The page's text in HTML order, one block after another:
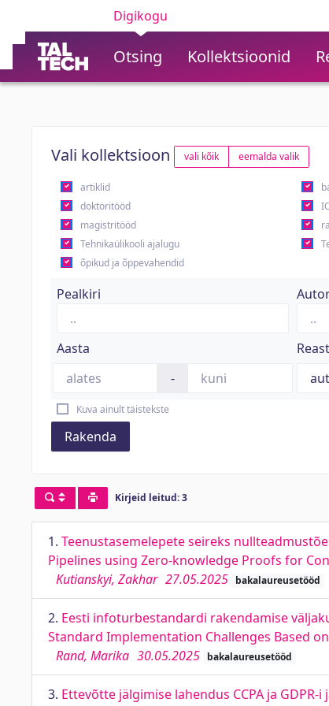
Digikogu
Otsing Kollektsioonid
Vali kollektsioon vali kõik eemalda valik
artiklid
doktoritööd
magistritööd
Tehnikaülikooli ajalugu
õpikud ja õppevahendid
Pealkiri
Aasta
-
Kuva ainult täistekste
Rakenda
Kirjeid leitud: 3
1. Teenustasemelepete seireks
Pipelines using Zero-knowledge Proofs for
Kutianskyi, Zakhar 27.05.2025 bakalaureusetööd
2. Eesti infoturbestandardi rakendamise
Standard Implementation Challenges Based
Rand, Marika 30.05.2025 bakalaureusetööd
3. Ettevõtte jälgimise lahendus CCPA ja